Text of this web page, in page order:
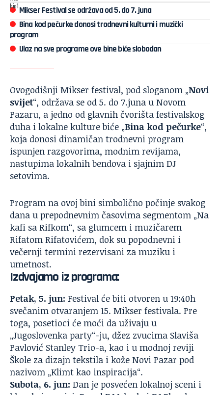
Mikser Festival se održava od 5. do 7. juna
Bina kod pečurke donosi trodnevni kulturni i muzički
program
Ulaz na sve programe ove bine biće slobodan
Ovogodišnji Mikser festival, pod sloganom „Novi
svijet“, održava se od 5. do 7.juna u Novom
Pazaru, a jedno od glavnih čvorišta festivalskog
duha i lokalne kulture biće „Bina kod pečurke“,
koja donosi dinamičan trodnevni program
ispunjen razgovorima, modnim revijama,
nastupima lokalnih bendova i sjajnim DJ
setovima.
Program na ovoj bini simbolično počinje svakog
dana u prepodnevnim časovima segmentom „Na
kafi sa Rifkom“, sa glumcem i muzičarem
Rifatom Rifatovićem, dok su popodnevni i
večernji termini rezervisani za muziku i
umetnost.
Izdvajamo iz programa:
Petak, 5. jun: Festival će biti otvoren u 19:40h
svečanim otvaranjem 15. Mikser festivala. Pre
toga, posetioci će moći da uživaju u
„Jugoslovenka party“-ju, džez zvucima Slaviša
Pavlović Stanley Trio-a, kao i u modnoj reviji
Škole za dizajn tekstila i kože Novi Pazar pod
nazivom „Klimt kao inspiracija“.
Subota, 6. jun: Dan je posvećen lokalnoj sceni i